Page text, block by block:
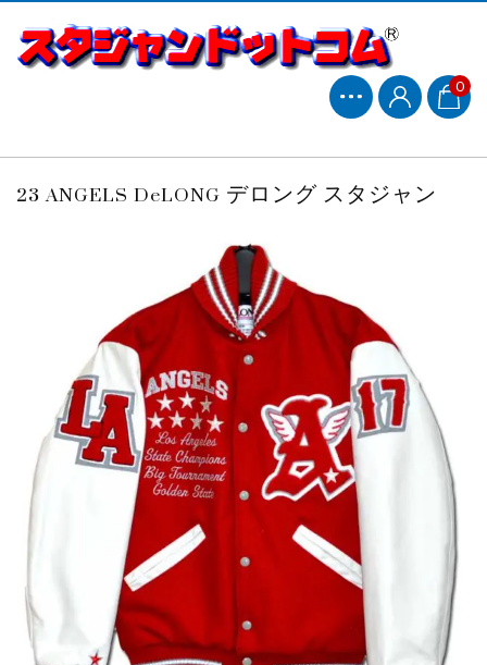
0
23 ANGELS DeLONG デロング スタジャン